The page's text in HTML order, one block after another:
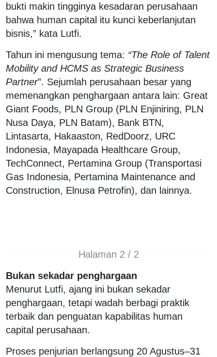
bukti makin tingginya kesadaran perusahaan
bahwa human capital itu kunci keberlanjutan
bisnis,” kata Lutfi.
Tahun ini mengusung tema: “The Role of Talent
Mobility and HCMS as Strategic Business
Partner”. Sejumlah perusahaan besar yang
memenangkan penghargaan antara lain: Great
Giant Foods, PLN Group (PLN Enjiniring, PLN
Nusa Daya, PLN Batam), Bank BTN,
Lintasarta, Hakaaston, RedDoorz, URC
Indonesia, Mayapada Healthcare Group,
TechConnect, Pertamina Group (Transportasi
Gas Indonesia, Pertamina Maintenance and
Construction, Elnusa Petrofin), dan lainnya.
Halaman 2 / 2
Bukan sekadar penghargaan
Menurut Lutfi, ajang ini bukan sekadar
penghargaan, tetapi wadah berbagi praktik
terbaik dan penguatan kapabilitas human
capital perusahaan.
Proses penjurian berlangsung 20 Agustus–31